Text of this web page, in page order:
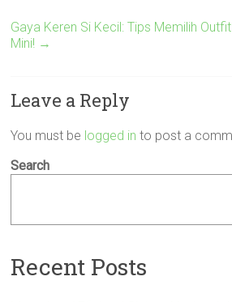
Gaya Keren Si Kecil: Tips Memilih
Mini! →
Leave a Reply
You must be logged in to post a
Search
Recent Posts